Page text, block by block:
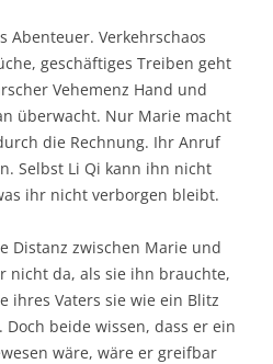
Abenteuer. Verkehrschaos
geschäftiges Treiben geht
Vehemenz Hand und
überwacht. Nur Marie macht
die Rechnung. Ihr Anruf
Selbst Li Qi kann ihn nicht
ihr nicht verborgen bleibt.
Distanz zwischen Marie und
nicht da, als sie ihn brauchte,
ihres Vaters sie wie ein Blitz
beide wissen, dass er ein
wäre, wäre er greifbar